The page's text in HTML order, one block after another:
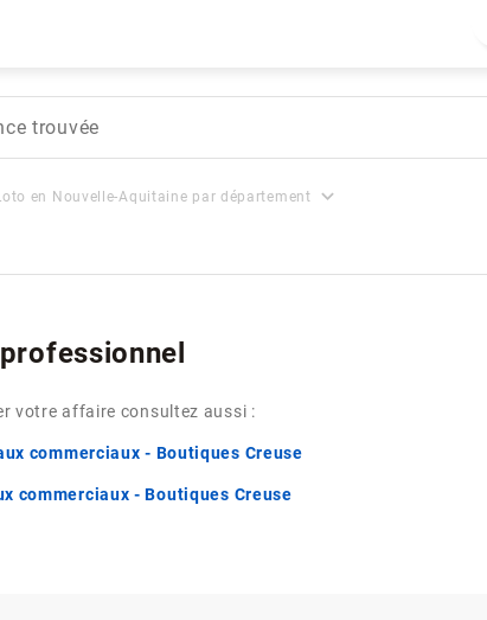
trouvée
en Nouvelle-Aquitaine par département expand_more
votre affaire consultez aussi :
commerciaux - Boutiques Creuse
commerciaux - Boutiques Creuse